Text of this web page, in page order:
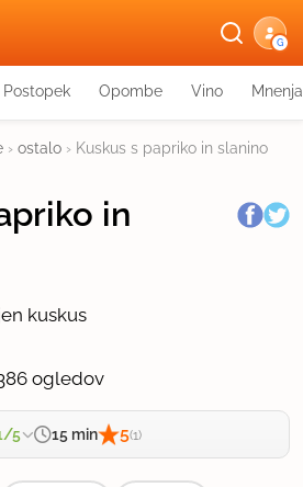
G
Postopek Opombe Vino Mnenja
› ostalo › Kuskus s papriko in slanino
in
kuskus
ogledov
5 15 min 5(1)